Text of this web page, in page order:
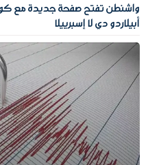
واشنطن تفتح صفحة جديدة مع
أبيلاردو دي لا إسبرييلا